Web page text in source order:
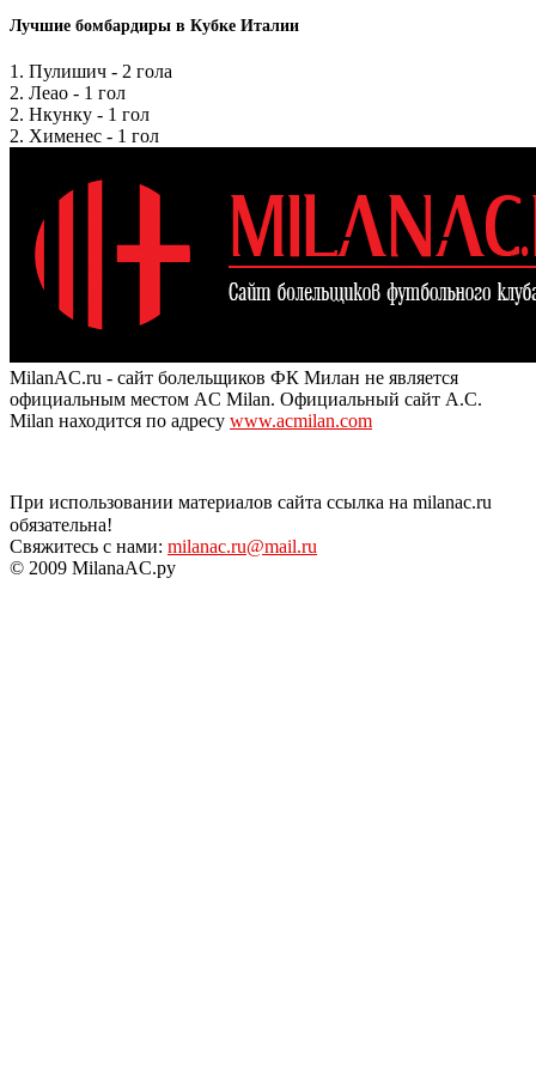
Лучшие бомбардиры в Кубке Италии
1. Пулишич - 2 гола
2. Леао - 1 гол
2. Нкунку - 1 гол
2. Хименес - 1 гол
MilanAC.ru - сайт болельщиков ФК Милан не является
официальным местом AC Milan. Официальный сайт A.C.
Milan находится по адресу www.acmilan.com
При использовании материалов сайта ссылка на milanac.ru
обязательна!
Свяжитесь с нами: milanac.ru@mail.ru
© 2009 MilanaAC.ру